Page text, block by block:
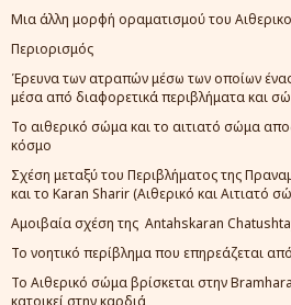
Μια άλλη μορφή οραματισμού του
Περιορισμός
Έρευνα των ατραπών μέσω των οποίων ένας
μέσα από διαφορετικά περιβλήματα και
Το αιθερικό σώμα και το αιτιατό σώμα
κόσμο
Σχέση μεταξύ του Περιβλήματος της
και το Karan Sharir (Αιθερικό και Αιτιατό
Αμοιβαία σχέση της Antahskaran
Το νοητικό περίβλημα που επηρεάζεται
Το Αιθερικό σώμα βρίσκεται στην
κατοικεί στην καρδιά